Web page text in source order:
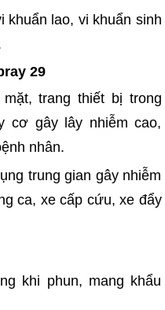
khuẩn lao, vi khuẩn sinh
29
trang thiết bị trong
cơ gây lây nhiễm cao,
nhân.
trung gian gây nhiễm
ca, xe cấp cứu, xe đẩy
khi phun, mang khẩu